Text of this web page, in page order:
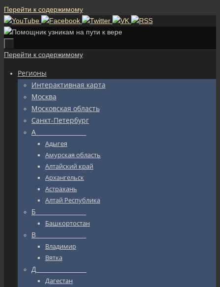
Перейти к содержимому
Перейти к содержимому
Регионы
Интерактивная карта
Москва
Московская область
Санкт-Петербург
А_________________
Адыгея
Амурская область
Алтайский край
Архангельск
Астрахань
Алтай Республика
Б_________________
Башкортостан
В_________________
Владимир
Вятка
Д_________________
Дагестан